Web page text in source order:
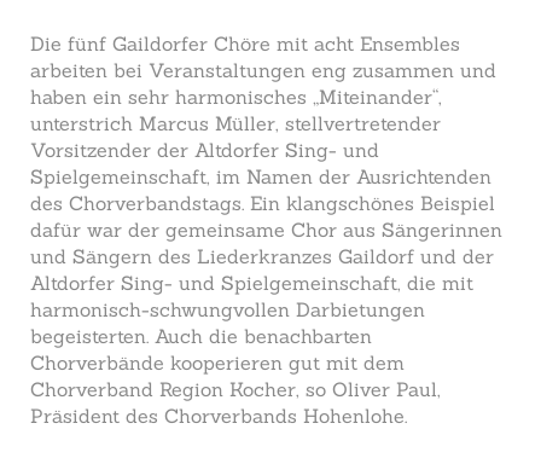
Die fünf Gaildorfer Chöre mit acht Ensembles
arbeiten bei Veranstaltungen eng zusammen und
haben ein sehr harmonisches „Miteinander“,
unterstrich Marcus Müller, stellvertretender
Vorsitzender der Altdorfer Sing- und
Spielgemeinschaft, im Namen der Ausrichtenden
des Chorverbandstags. Ein klangschönes Beispiel
dafür war der gemeinsame Chor aus Sängerinnen
und Sängern des Liederkranzes Gaildorf und der
Altdorfer Sing- und Spielgemeinschaft, die mit
harmonisch-schwungvollen Darbietungen
begeisterten. Auch die benachbarten
Chorverbände kooperieren gut mit dem
Chorverband Region Kocher, so Oliver Paul,
Präsident des Chorverbands Hohenlohe.